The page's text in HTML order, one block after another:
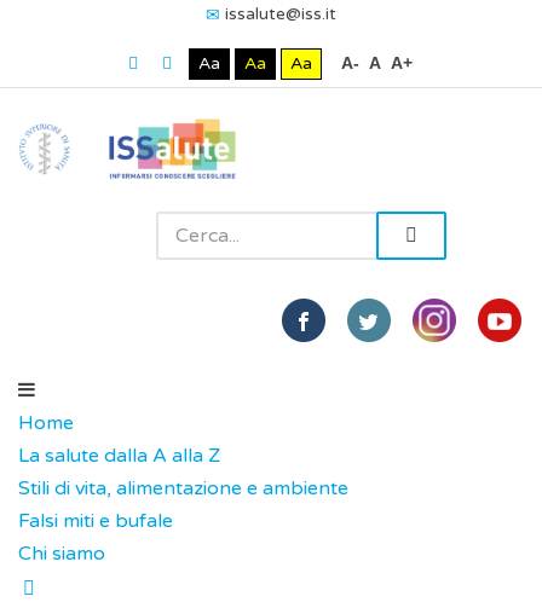
issalute@iss.it
Aa Aa Aa A- A A+
Home
La salute dalla A alla Z
Stili di vita, alimentazione e ambiente
Falsi miti e bufale
Chi siamo